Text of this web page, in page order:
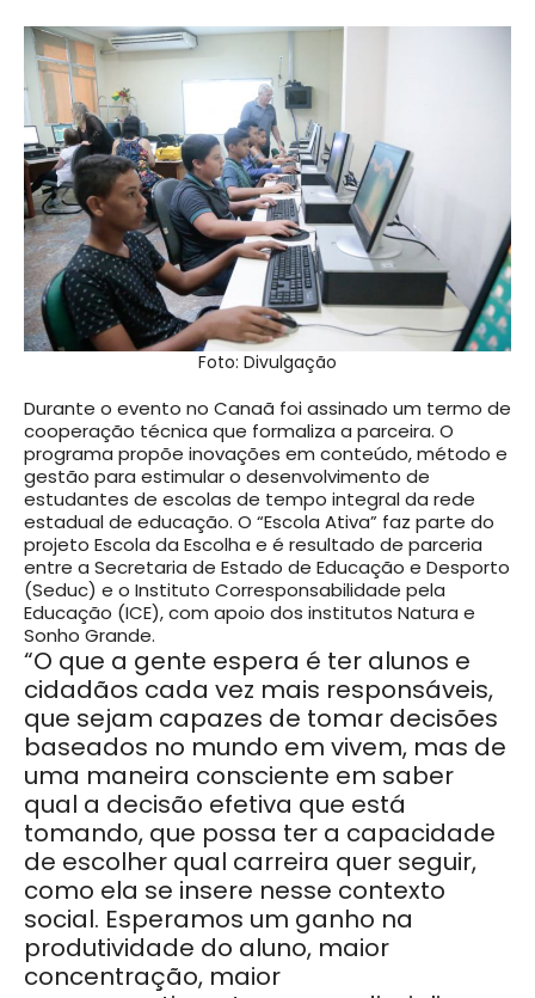
Foto: Divulgação
Durante o evento no Canaã foi assinado um termo de
cooperação técnica que formaliza a parceira. O
programa propõe inovações em conteúdo, método e
gestão para estimular o desenvolvimento de
estudantes de escolas de tempo integral da rede
estadual de educação. O “Escola Ativa” faz parte do
projeto Escola da Escolha e é resultado de parceria
entre a Secretaria de Estado de Educação e Desporto
(Seduc) e o Instituto Corresponsabilidade pela
Educação (ICE), com apoio dos institutos Natura e
Sonho Grande.
“O que a gente espera é ter alunos e
cidadãos cada vez mais responsáveis,
que sejam capazes de tomar decisões
baseados no mundo em vivem, mas de
uma maneira consciente em saber
qual a decisão efetiva que está
tomando, que possa ter a capacidade
de escolher qual carreira quer seguir,
como ela se insere nesse contexto
social. Esperamos um ganho na
produtividade do aluno, maior
concentração, maior